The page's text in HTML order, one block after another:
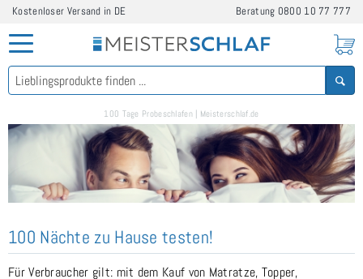
Kostenloser Versand in DE Beratung 0800 10 77 777
100 Tage Probeschlafen | Meisterschlaf.de
100 Nächte zu Hause testen!
Für Verbraucher gilt: mit dem Kauf von Matratze, Topper,